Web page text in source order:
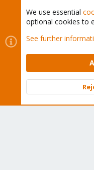
Cookies
Proxmox
Contact us
Terms and
Community platform by
We use essential
optional cookies to
See further